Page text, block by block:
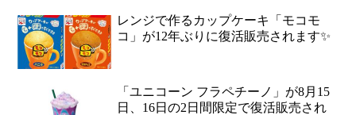
レンジで作るカップケーキ「モコモ
コ」が12年ぶりに復活販売されます✨
「ユニコーン フラペチーノ」が8月15
日、16日の2日間限定で復活販売され